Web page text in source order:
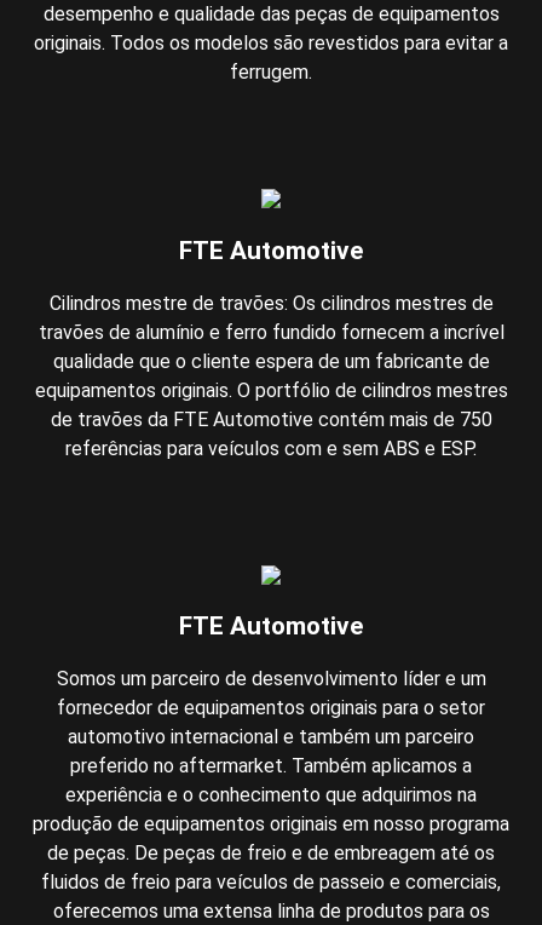
desempenho e qualidade das peças de equipamentos
originais. Todos os modelos são revestidos para evitar a
ferrugem.
FTE Automotive
Cilindros mestre de travões: Os cilindros mestres de
travões de alumínio e ferro fundido fornecem a incrível
qualidade que o cliente espera de um fabricante de
equipamentos originais. O portfólio de cilindros mestres
de travões da FTE Automotive contém mais de 750
referências para veículos com e sem ABS e ESP.
FTE Automotive
Somos um parceiro de desenvolvimento líder e um
fornecedor de equipamentos originais para o setor
automotivo internacional e também um parceiro
preferido no aftermarket. Também aplicamos a
experiência e o conhecimento que adquirimos na
produção de equipamentos originais em nosso programa
de peças. De peças de freio e de embreagem até os
fluidos de freio para veículos de passeio e comerciais,
oferecemos uma extensa linha de produtos para os